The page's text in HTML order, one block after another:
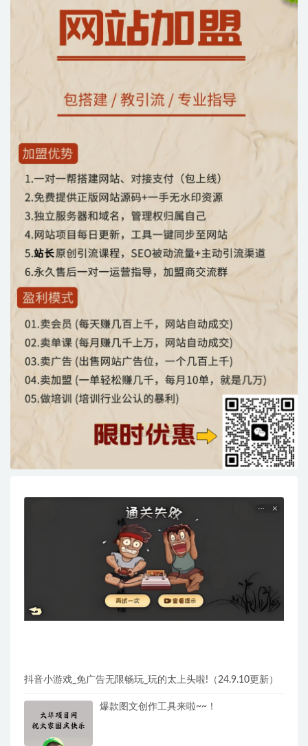
抖音小游戏_免广告无限畅玩_玩的太上头啦!（24.9.10更新）
爆款图文创作工具来啦~~！